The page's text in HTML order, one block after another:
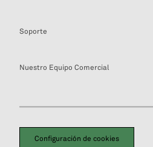
Soporte
Nuestro Equipo Comercial
Configuración de cookies